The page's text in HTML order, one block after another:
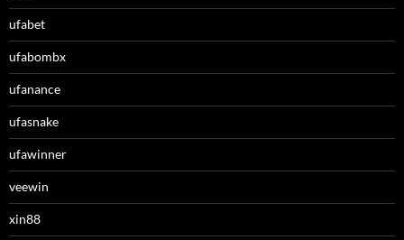
ufabet
ufabombx
ufanance
ufasnake
ufawinner
veewin
xin88